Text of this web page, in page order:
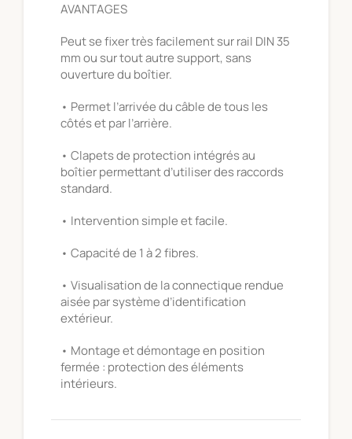
AVANTAGES
Peut se fixer très facilement sur rail DIN 35
mm ou sur tout autre support, sans
ouverture du boîtier.
• Permet l’arrivée du câble de tous les
côtés et par l’arrière.
• Clapets de protection intégrés au
boîtier permettant d’utiliser des raccords
standard.
• Intervention simple et facile.
• Capacité de 1 à 2 fibres.
• Visualisation de la connectique rendue
aisée par système d’identification
extérieur.
• Montage et démontage en position
fermée : protection des éléments
intérieurs.